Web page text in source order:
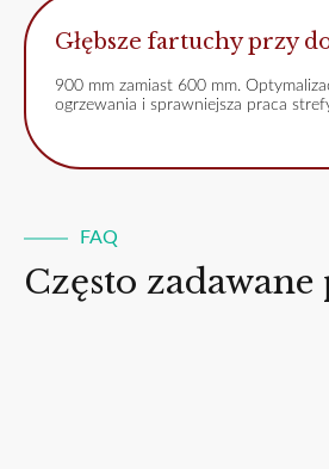
Głębsze fartuchy przy
900 mm zamiast 600 mm.
ogrzewania i sprawniejsza praca
FAQ
Często